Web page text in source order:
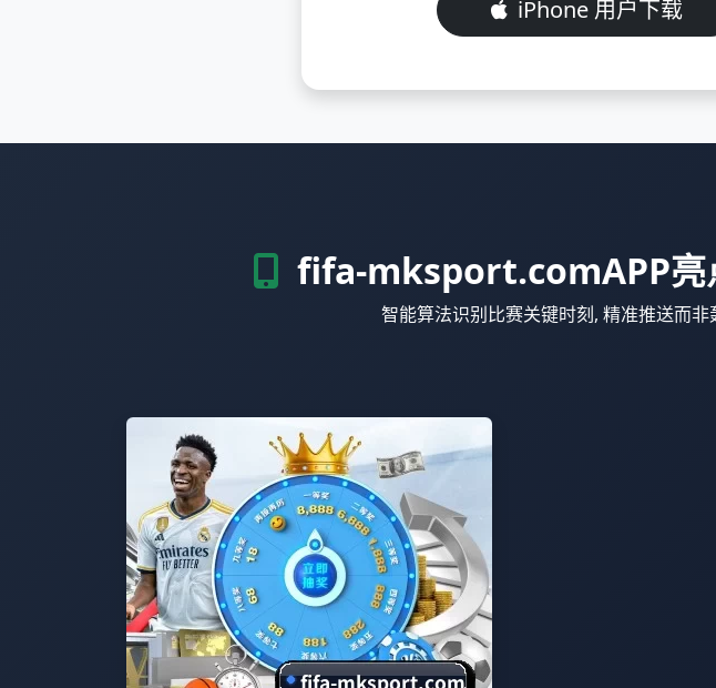
iPhone 用户下载
fifa-mksport.comAPP亮
智能算法识别比赛关键时刻, 精准推送而